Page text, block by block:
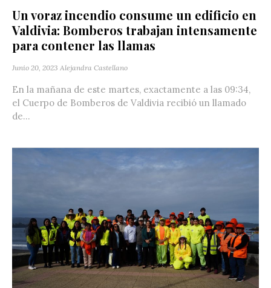
Un voraz incendio consume un edificio en
Valdivia: Bomberos trabajan intensamente
para contener las llamas
Junio 20, 2023 Alejandra Castellano
En la mañana de este martes, exactamente a las 09:34,
el Cuerpo de Bomberos de Valdivia recibió un llamado
de...